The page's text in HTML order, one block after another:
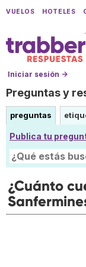
VUELOS HOTELES
Iniciar sesión →
Preguntas y
preguntas
Publica tu
¿Cuánto